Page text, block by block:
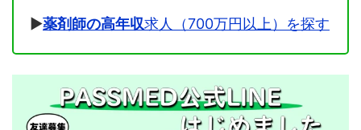
▶薬剤師の高年収求人（700万円以上）を探す